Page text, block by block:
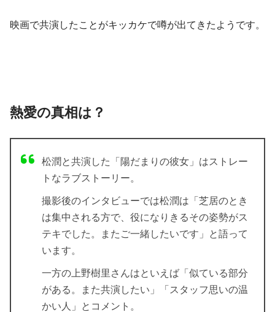
映画で共演したことがキッカケで噂が出てきたようです。
熱愛の真相は？
松潤と共演した「陽だまりの彼女」はストレー
トなラブストーリー。
撮影後のインタビューでは松潤は「芝居のとき
は集中される方で、役になりきるその姿勢がス
テキでした。またご一緒したいです」と語って
います。
一方の上野樹里さんはといえば「似ている部分
がある。また共演したい」「スタッフ思いの温
かい人」とコメント。